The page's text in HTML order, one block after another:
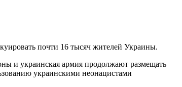
почти 16 тысяч жителей Украины.
и украинская армия продолжают размещать
украинскими неонацистами